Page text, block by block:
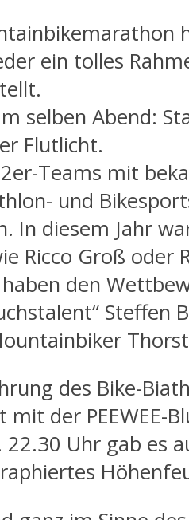
ein tolles
selben Abend:
Flutlicht.
Teams mit
und
In diesem Jahr
Ricco Groß oder
den
Steffen
des Bike-
der PEEWEE-
22.30 Uhr gab es